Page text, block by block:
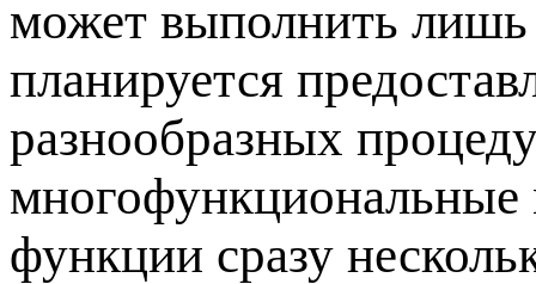
может выполнить
планируется
разнообразных
многофункциональные
функции сразу